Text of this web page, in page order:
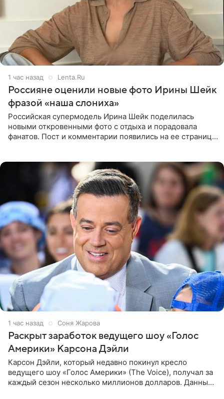
1 час назад Lenta.Ru
Россияне оценили новые фото Ирины Шейк
фразой «наша слониха»
Российская супермодель Ирина Шейк поделилась
новыми откровенными фото с отдыха и порадовала
фанатов. Пост и комментарии появились на ее странице
1 час назад Соня Жарова
Раскрыт заработок ведущего шоу «Голос
Америки» Карсона Дэйли
Карсон Дэйли, который недавно покинул кресло
ведущего шоу «Голос Америки» (The Voice), получал за
каждый сезон несколько миллионов долларов. Данные